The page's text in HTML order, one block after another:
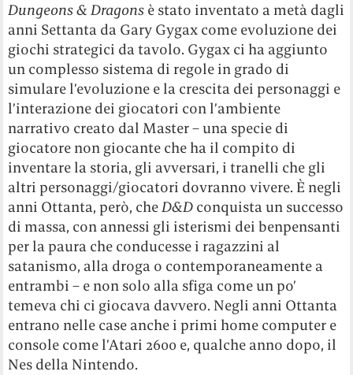
Dungeons & Dragons è stato inventato a metà dagli
anni Settanta da Gary Gygax come evoluzione dei
giochi strategici da tavolo. Gygax ci ha aggiunto
un complesso sistema di regole in grado di
simulare l’evoluzione e la crescita dei personaggi e
l’interazione dei giocatori con l’ambiente
narrativo creato dal Master – una specie di
giocatore non giocante che ha il compito di
inventare la storia, gli avversari, i tranelli che gli
altri personaggi/giocatori dovranno vivere. È negli
anni Ottanta, però, cheD&D conquista un successo
di massa, con annessi gli isterismi dei benpensanti
per la paura che conducesse i ragazzini al
satanismo, alla droga o contemporaneamente a
entrambi – e non solo alla sfiga come un po’
temeva chi ci giocava davvero. Negli anni Ottanta
entrano nelle case anche i primi home computer e
console come l’Atari 2600 e, qualche anno dopo, il
Nes della Nintendo.